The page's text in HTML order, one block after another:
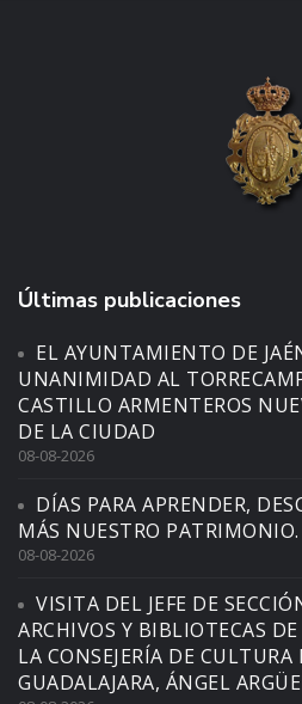
Últimas publicaciones
EL AYUNTAMIENTO DE
UNANIMIDAD AL
CASTILLO ARMENTEROS
DE LA CIUDAD
08-08-2026
DÍAS PARA APRENDER,
MÁS NUESTRO PATRIMONIO.
08-08-2026
VISITA DEL JEFE DE
ARCHIVOS Y BIBLIOTECAS
LA CONSEJERÍA DE CULTURA
GUADALAJARA, ÁNGEL